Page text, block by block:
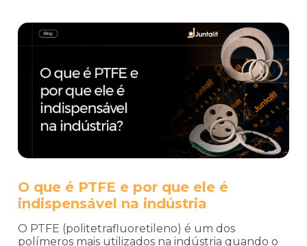
O que é PTFE e por que ele é
indispensável na indústria
O PTFE (politetrafluoretileno) é um dos
polímeros mais utilizados na indústria quando o